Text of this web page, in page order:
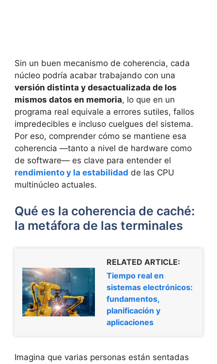
Sin un buen mecanismo de coherencia, cada
núcleo podría acabar trabajando con una
versión distinta y desactualizada de los
mismos datos en memoria, lo que en un
programa real equivale a errores sutiles, fallos
impredecibles e incluso cuelgues del sistema.
Por eso, comprender cómo se mantiene esa
coherencia —tanto a nivel de hardware como
de software— es clave para entender el
rendimiento y la estabilidad de las CPU
multinúcleo actuales.
Qué es la coherencia de caché:
la metáfora de las terminales
RELATED ARTICLE:
Tiempo real en
sistemas electrónicos:
fundamentos,
planificación y
aplicaciones
Imagina que varias personas están sentadas